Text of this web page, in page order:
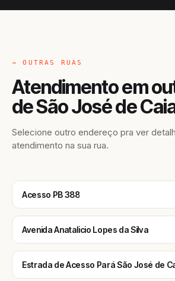
→ OUTRAS RUAS
Atendimento em
de São José de
Selecione outro endereço pra ver
atendimento na sua rua.
Acesso PB 388
Avenida Anatalicio Lopes da Silva
Estrada de Acesso Pará São José de